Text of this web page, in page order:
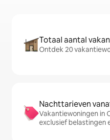
Totaal aantal
Ontdek 20
Nachttarieven
Vakantiewoningen in
exclusief belastingen